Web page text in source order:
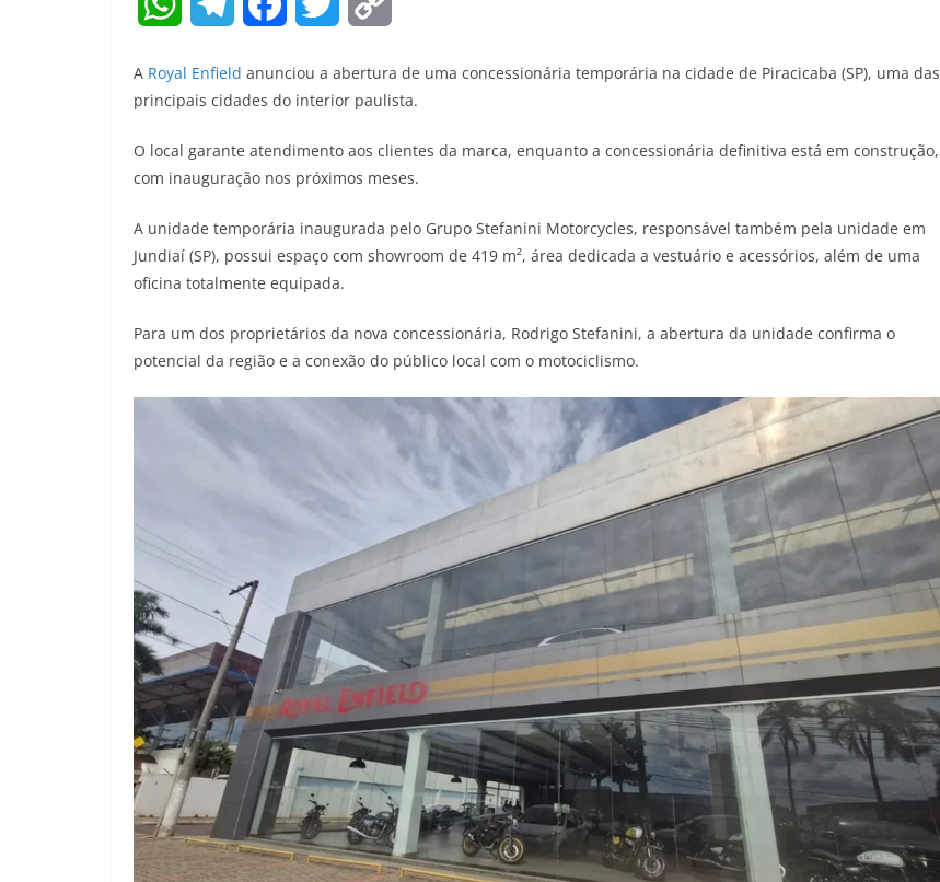
a
s
A
p
l
g
r
a
c
b
o
o
i
t
e
r
p
L
i
n
A Royal Enfield anunciou a abertura de uma concessionária temporária na cidade de Piracicaba (SP), uma das
principais cidades do interior paulista.
O local garante atendimento aos clientes da marca, enquanto a concessionária definitiva está em construção,
com inauguração nos próximos meses.
A unidade temporária inaugurada pelo Grupo Stefanini Motorcycles, responsável também pela unidade em
Jundiaí (SP), possui espaço com showroom de 419 m², área dedicada a vestuário e acessórios, além de uma
oficina totalmente equipada.
Para um dos proprietários da nova concessionária, Rodrigo Stefanini, a abertura da unidade confirma o
potencial da região e a conexão do público local com o motociclismo.